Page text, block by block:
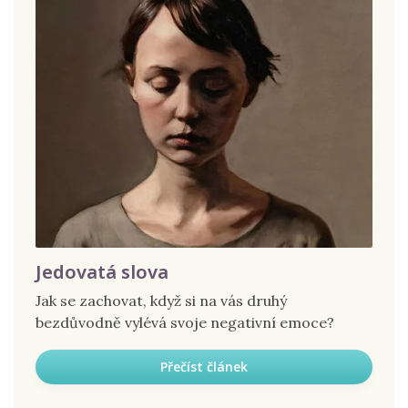
Jedovatá slova
Jak se zachovat, když si na vás druhý
bezdůvodně vylévá svoje negativní emoce?
Přečíst článek